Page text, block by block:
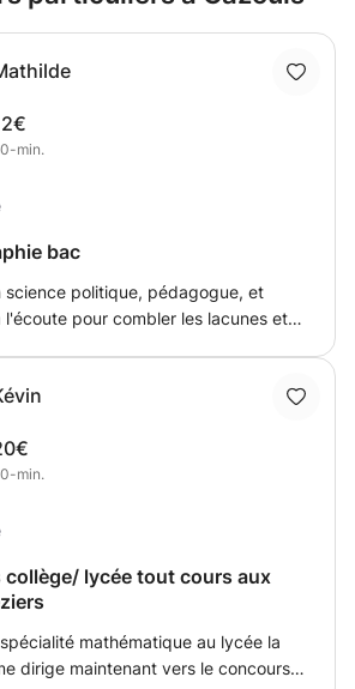
min.
bac
science politique, pédagogue, et
l'écoute pour combler les lacunes et
et expérimenter une nouvelle
min.
lycée tout cours aux
mathématique au lycée la
dirige maintenant vers le concours